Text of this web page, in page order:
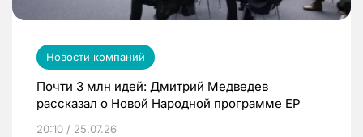
Новости компаний
Почти 3 млн идей: Дмитрий Медведев
рассказал о Новой Народной программе ЕР
20:10 / 25.07.26